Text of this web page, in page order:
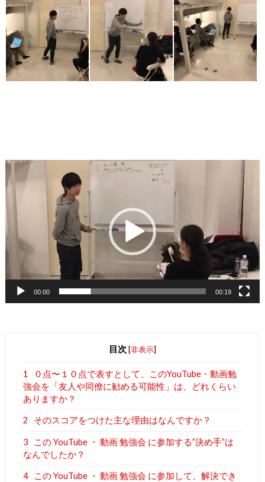
動
画
ヤ
ー
00:00 00:19
目次 [非表示]
1
０点〜１０点で表すとして、このYouTube・動画勉
強会を「友人や同僚に勧める可能性」は、どれくらい
ありますか？
2 そのスコアをつけた主な理由はなんですか？
3
この YouTube ・ 動画 勉強会 に参加する”決め手”は
なんでしたか？
4
この YouTube ・ 動画 勉強会 に参加して、解決でき